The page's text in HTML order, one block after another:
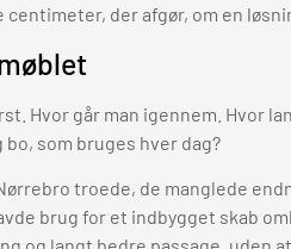
der afgør, om en
Hvor går man igennem. Hvor
som bruges hver dag?
troede, de manglede
brug for et indbygget skab